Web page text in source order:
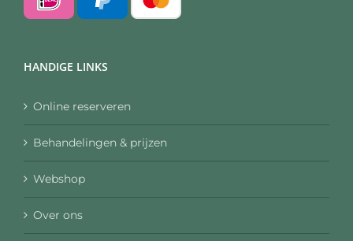
HANDIGE LINKS
Online reserveren
Behandelingen & prijzen
Webshop
Over ons